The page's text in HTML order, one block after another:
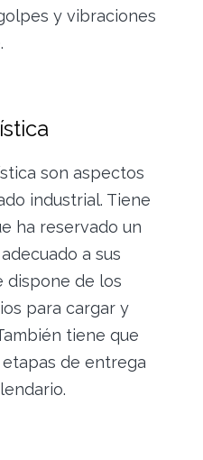
y vibraciones
son aspectos
industrial. Tiene
ha reservado un
a sus
dispone de los
para cargar y
tiene que
de entrega